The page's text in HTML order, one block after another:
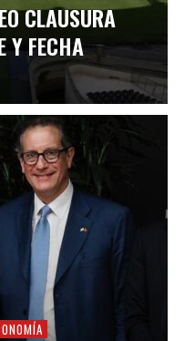
CLAUSURA
Y FECHA